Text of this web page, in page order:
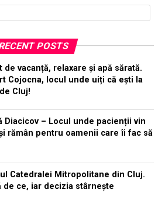
POSTS
de vacanță, relaxare și apă sărată.
Cojocna, locul unde uiți că ești la
Cluj!
Diacicov – Locul unde pacienții vin
rămân pentru oamenii care îi fac să
Catedralei Mitropolitane din Cluj.
ce, iar decizia stârnește